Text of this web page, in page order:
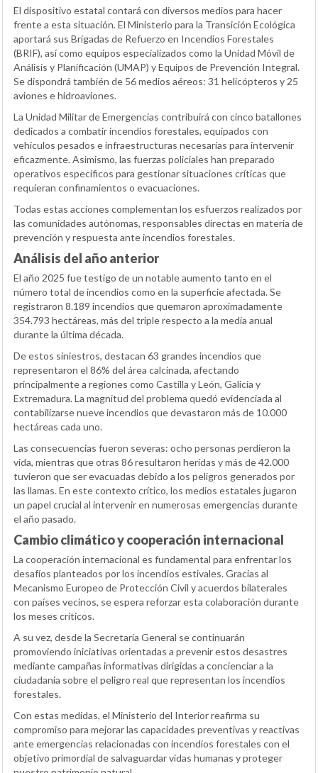
El dispositivo estatal contará con diversos medios para hacer
frente a esta situación. El Ministerio para la Transición Ecológica
aportará sus Brigadas de Refuerzo en Incendios Forestales
(BRIF), así como equipos especializados como la Unidad Móvil de
Análisis y Planificación (UMAP) y Equipos de Prevención Integral.
Se dispondrá también de 56 medios aéreos: 31 helicópteros y 25
aviones e hidroaviones.
La Unidad Militar de Emergencias contribuirá con cinco batallones
dedicados a combatir incendios forestales, equipados con
vehículos pesados e infraestructuras necesarias para intervenir
eficazmente. Asimismo, las fuerzas policiales han preparado
operativos específicos para gestionar situaciones críticas que
requieran confinamientos o evacuaciones.
Todas estas acciones complementan los esfuerzos realizados por
las comunidades autónomas, responsables directas en materia de
prevención y respuesta ante incendios forestales.
Análisis del año anterior
El año 2025 fue testigo de un notable aumento tanto en el
número total de incendios como en la superficie afectada. Se
registraron 8.189 incendios que quemaron aproximadamente
354.793 hectáreas, más del triple respecto a la media anual
durante la última década.
De estos siniestros, destacan 63 grandes incendios que
representaron el 86% del área calcinada, afectando
principalmente a regiones como Castilla y León, Galicia y
Extremadura. La magnitud del problema quedó evidenciada al
contabilizarse nueve incendios que devastaron más de 10.000
hectáreas cada uno.
Las consecuencias fueron severas: ocho personas perdieron la
vida, mientras que otras 86 resultaron heridas y más de 42.000
tuvieron que ser evacuadas debido a los peligros generados por
las llamas. En este contexto crítico, los medios estatales jugaron
un papel crucial al intervenir en numerosas emergencias durante
el año pasado.
Cambio climático y cooperación internacional
La cooperación internacional es fundamental para enfrentar los
desafíos planteados por los incendios estivales. Gracias al
Mecanismo Europeo de Protección Civil y acuerdos bilaterales
con países vecinos, se espera reforzar esta colaboración durante
los meses críticos.
A su vez, desde la Secretaría General se continuarán
promoviendo iniciativas orientadas a prevenir estos desastres
mediante campañas informativas dirigidas a concienciar a la
ciudadanía sobre el peligro real que representan los incendios
forestales.
Con estas medidas, el Ministerio del Interior reafirma su
compromiso para mejorar las capacidades preventivas y reactivas
ante emergencias relacionadas con incendios forestales con el
objetivo primordial de salvaguardar vidas humanas y proteger